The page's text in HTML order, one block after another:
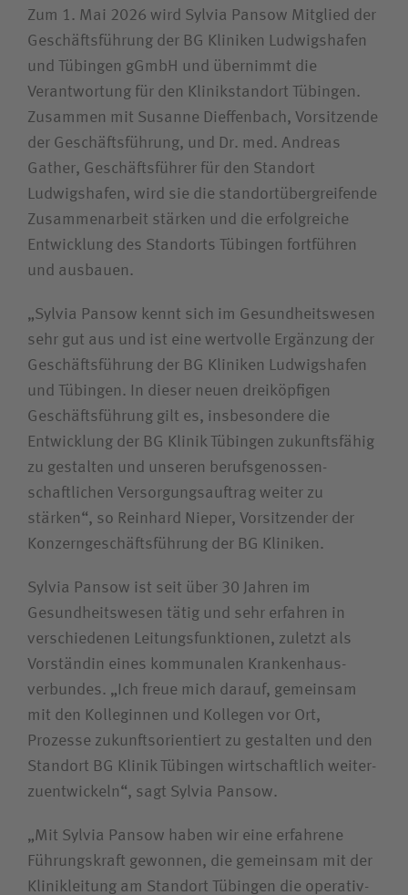
Unfallversicherungsträger
Zuweiserin / Zuweiser
Bewerberin / Bewerber
Zum 1. Mai 2026 wird Sylvia Pansow Mitglied der
Geschäftsführung der BG Kliniken Ludwigshafen
und Tübingen gGmbH und übernimmt die
Verantwortung für den Klinikstandort Tübingen.
Zusammen mit Susanne Dieffenbach, Vorsitzende
der Geschäftsführung, und Dr. med. Andreas
Gather, Geschäftsführer für den Standort
Ludwigshafen, wird sie die standort­übergreifende
Zusammenarbeit stärken und die erfolgreiche
Entwicklung des Standorts Tübingen fortführen
und ausbauen.
„Sylvia Pansow kennt sich im Gesundheitswesen
sehr gut aus und ist eine wertvolle Ergänzung der
Geschäftsführung der BG Kliniken Ludwigshafen
und Tübingen. In dieser neuen dreiköpfigen
Geschäftsführung gilt es, insbesondere die
Entwicklung der BG Klinik Tübingen zukunftsfähig
zu gestalten und unseren berufs­genossen­
schaftlichen Versorgungs­auftrag weiter zu
stärken“, so Reinhard Nieper, Vorsitzender der
Konzern­geschäfts­führung der BG Kliniken.
Sylvia Pansow ist seit über 30 Jahren im
Gesundheitswesen tätig und sehr erfahren in
verschiedenen Leitungs­funktionen, zuletzt als
Vorständin eines kommunalen Kranken­haus­
verbundes. „Ich freue mich darauf, gemeinsam
mit den Kolleginnen und Kollegen vor Ort,
Prozesse zukunftsorientiert zu gestalten und den
Standort BG Klinik Tübingen wirtschaftlich weiter­
zuentwickeln“, sagt Sylvia Pansow.
„Mit Sylvia Pansow haben wir eine erfahrene
Führungskraft gewonnen, die gemeinsam mit der
Klinik­leitung am Standort Tübingen die operativ-